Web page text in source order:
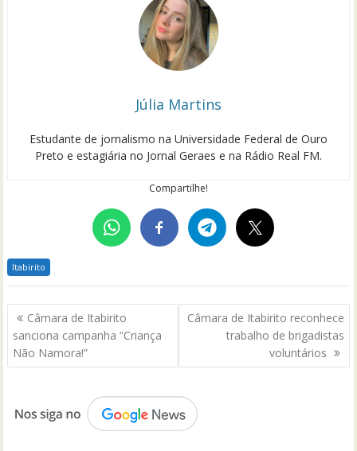
Júlia Martins
Estudante de jornalismo na Universidade Federal de Ouro
Preto e estagiária no Jornal Geraes e na Rádio Real FM.
Compartilhe!
Itabirito
Navegação
de
Post
Câmara de Itabirito
sanciona campanha “Criança
Não Namora!”
Câmara de Itabirito reconhece
trabalho de brigadistas
voluntários